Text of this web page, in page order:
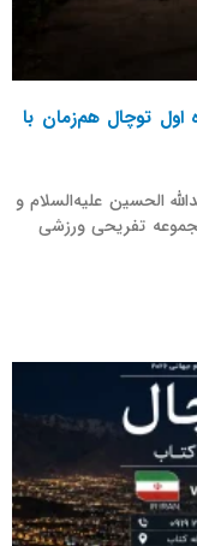
اول توچال هم‌زمان با
الحسین علیه‌السلام و
تفریحی ورزشی